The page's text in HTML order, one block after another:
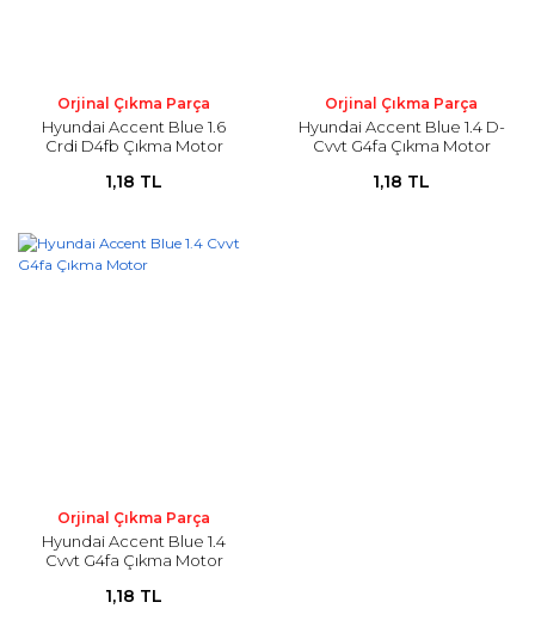
Orjinal Çıkma Parça
Hyundai Accent Blue 1.6
Crdi D4fb Çıkma Motor
1,18 TL
Orjinal Çıkma Parça
Hyundai Accent Blue 1.4 D-
Cvvt G4fa Çıkma Motor
1,18 TL
Orjinal Çıkma Parça
Hyundai Accent Blue 1.4
Cvvt G4fa Çıkma Motor
1,18 TL